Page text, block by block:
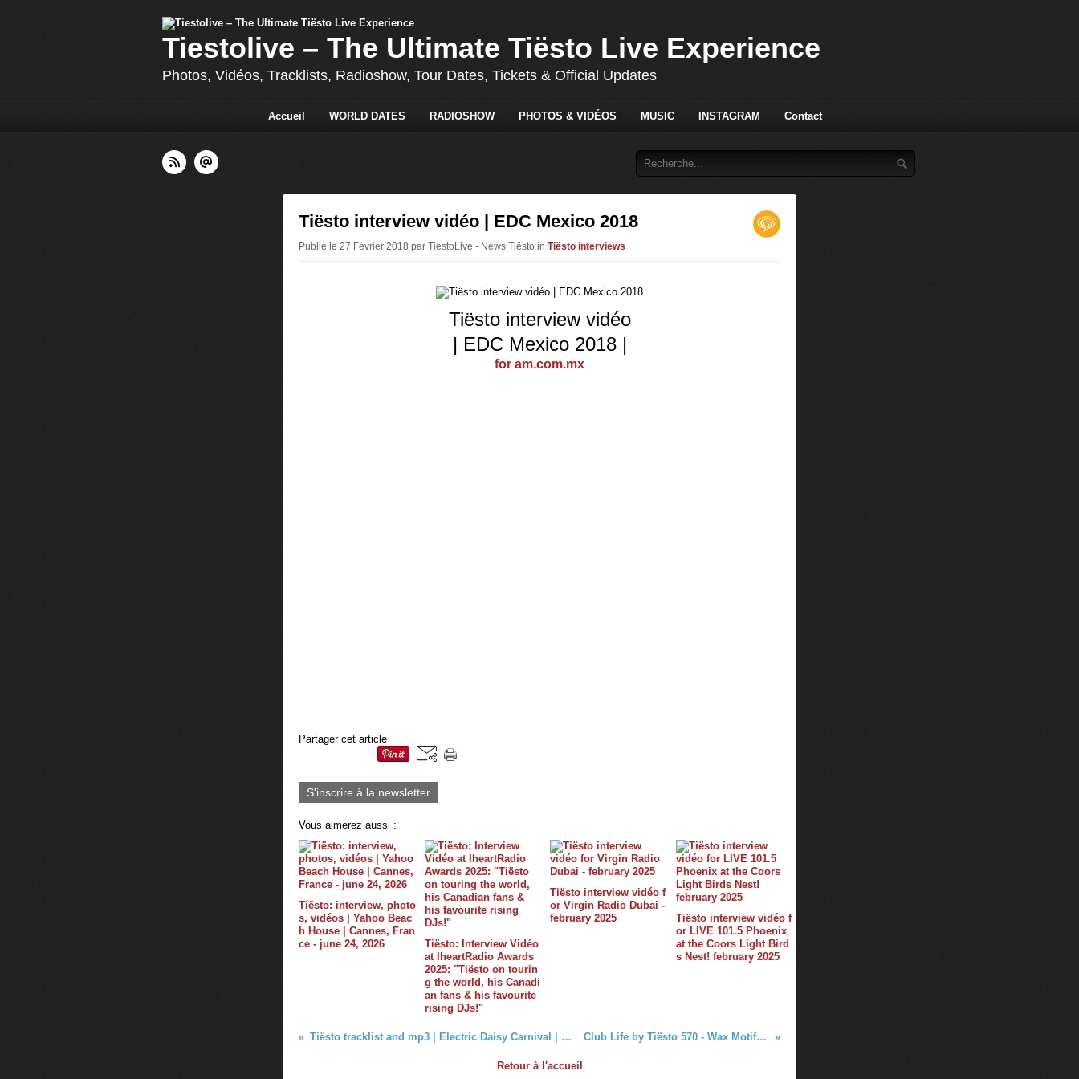
Tiestolive – The Ultimate Tiësto Live Experience
Photos, Vidéos, Tracklists, Radioshow, Tour Dates, Tickets & Official Updates
Accueil WORLD DATES RADIOSHOW PHOTOS & VIDÉOS MUSIC INSTAGRAM Contact
Tiësto interview vidéo | EDC Mexico 2018
Publié le 27 Février 2018 par TiestoLive - News Tiësto in Tiësto interviews
Tiësto interview vidéo
| EDC Mexico 2018 |
for am.com.mx
Partager cet article
S'inscrire à la newsletter
Vous aimerez aussi :
Tiësto: interview, photo
s, vidéos | Yahoo Beac
h House | Cannes, Fran
ce - june 24, 2026
Tiësto: Interview Vidéo
at IheartRadio Awards
2025: "Tiësto on tourin
g the world, his Canadi
an fans & his favourite
rising DJs!"
Tiësto interview vidéo f
or Virgin Radio Dubai -
february 2025
Tiësto interview vidéo f
or LIVE 101.5 Phoenix
at the Coors Light Bird
s Nest! february 2025
Tiësto tracklist and mp3 | Electric Daisy Carnival | Iztacalco, Mexico - february 24, 2018 Club Life by Tiësto 570 - Wax Motif guestmix - march 02, 2018
Retour à l'accueil